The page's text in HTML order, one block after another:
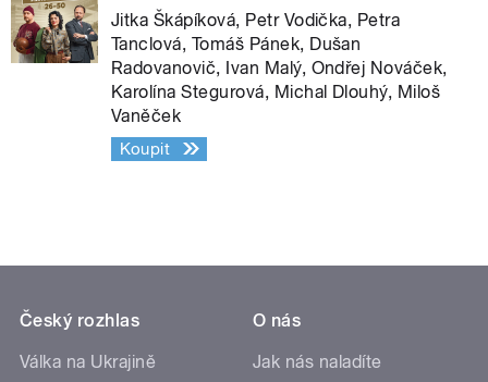
Jitka Škápíková, Petr Vodička, Petra
Tanclová, Tomáš Pánek, Dušan
Radovanovič, Ivan Malý, Ondřej Nováček,
Karolína Stegurová, Michal Dlouhý, Miloš
Vaněček
Koupit
Český rozhlas
Válka na Ukrajině
O nás
Jak nás naladíte